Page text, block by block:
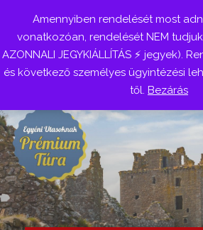
Belépés
Amennyiben rendelését most
vonatkozóan, rendelését NEM tudjuk
AZONNALI JEGYKIÁLLÍTÁS ⚡ jegyek).
és következő személyes ügyintézési
től. Bezárás